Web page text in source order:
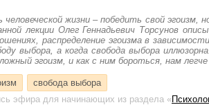
человеческой жизни – победить свой эгоизм,
лекции Олег Геннадьевич Торсунов
распределение эгоизма в
выбора, а когда свобода выбора
эгоизм, и как с ним бороться, нам
свобода выбора
эфира для начинающих из раздела «